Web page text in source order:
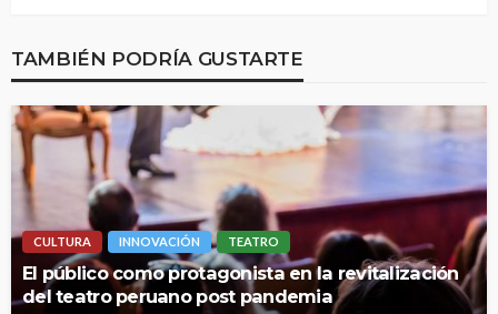
TAMBIÉN PODRÍA GUSTARTE
CULTURA INNOVACIÓN TEATRO
El público como protagonista en la revitalización
del teatro peruano post pandemia